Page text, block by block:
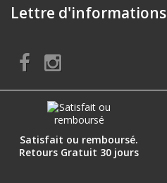
Lettre d'informations
Satisfait ou remboursé.
Retours Gratuit 30 jours